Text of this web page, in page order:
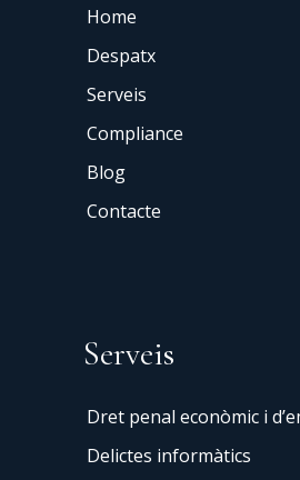
Home
Despatx
Serveis
Compliance
Blog
Contacte
Serveis
Dret penal econòmic i
Delictes informàtics